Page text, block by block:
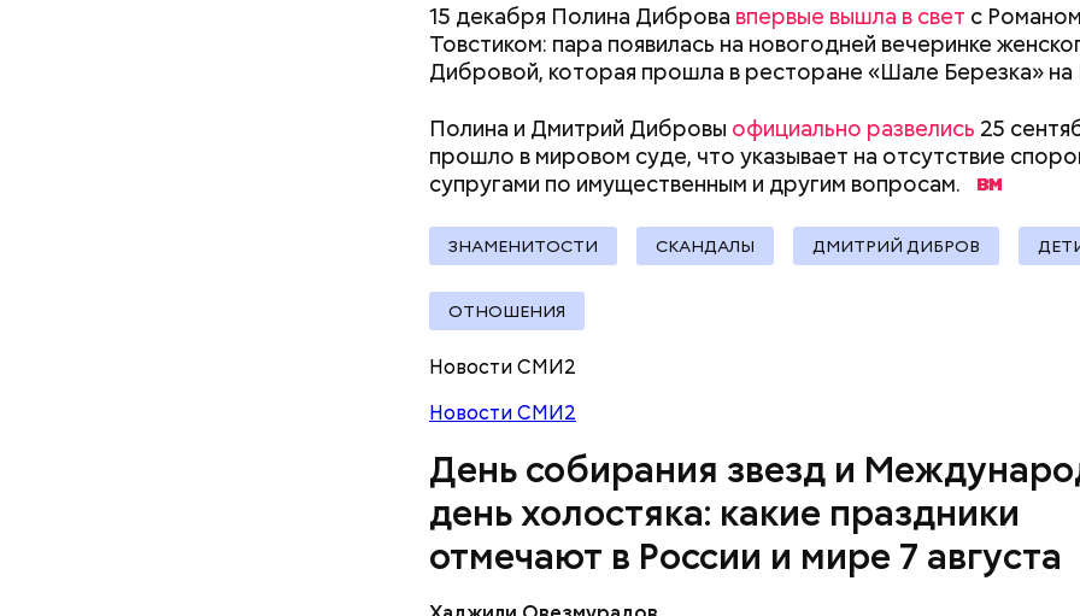
15 декабря Полина Диброва впервые вышла в свет с Романом
Товстиком: пара появилась на новогодней вечеринке
Дибровой, которая прошла в ресторане «Шале Березка» на
Полина и Дмитрий Дибровы официально развелись 25
прошло в мировом суде, что указывает на отсутствие
супругами по имущественным и другим вопросам.
ЗНАМЕНИТОСТИ СКАНДАЛЫ ДМИТРИЙ ДИБРОВ
ОТНОШЕНИЯ
Новости СМИ2
Новости СМИ2
День собирания звезд и
день холостяка: какие праздники
отмечают в России и мире 7 августа
Международный день холостяка
— Кабачки, порезанные кубиками, нужно легко обжарить на
сковороде. К ним добавляются зелень петрушки, чеснок,
оливковое масло. Получается очень вкусно, — поделился
Копылов.
Однако диетолог предупредила: не для всех дыня может
полезна. В первую очередь ее стоит есть с осторожностью